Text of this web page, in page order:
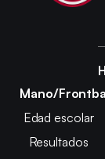
Mano/
Edad escolar
Resultados